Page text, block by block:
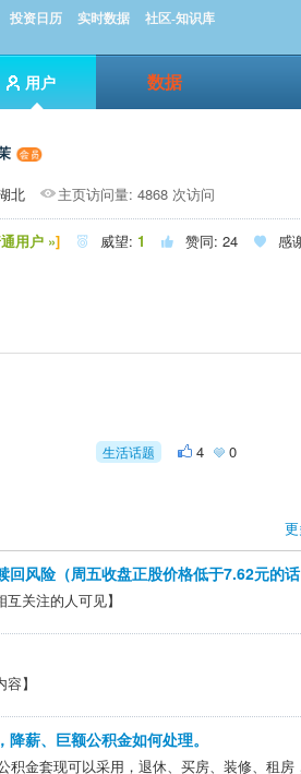
投资日历 实时数据 社区-知识库
用户 数据
北
主页访问量: 4868 次访问
用户 »]  威望: 1  赞同: 24  感
生活话题 4 0
晶能
互关注的人可见】
】
薪、巨额公积金如何处理。